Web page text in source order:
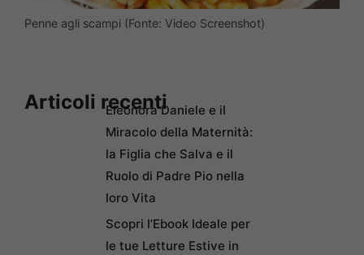
Penne agli scampi (Fonte: Video Screenshot)
Articoli recentiEleonora Daniele e il
Miracolo della Maternità:
la Figlia che Salva e il
Ruolo di Padre Pio nella
loro Vita
Scopri l’Ebook Ideale per
le tue Letture Estive in